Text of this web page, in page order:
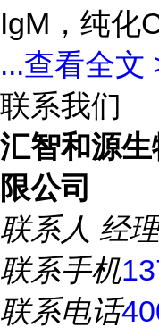
IgM，纯化
...查看全文
联系我们
汇智和源
限公司
联系人 经理
联系手机
联系电话